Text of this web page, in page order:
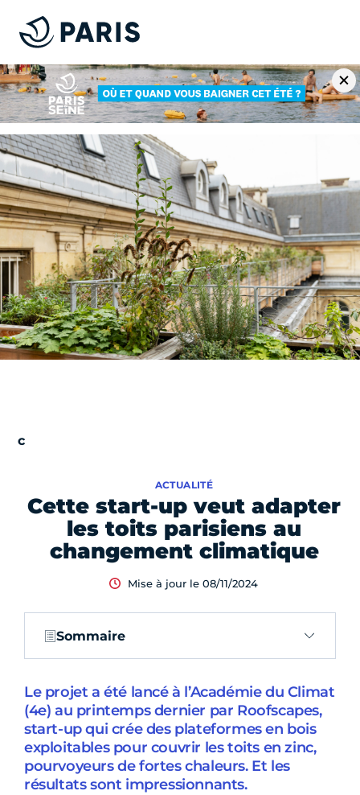
Cette start-up veut adapter
les toits parisiens au
changement climatique
ACTUALITÉ
Mise à jour le 08/11/2024
Sommaire
Le projet a été lancé à l’Académie du Climat
(4e) au printemps dernier par Roofscapes,
start-up qui crée des plateformes en bois
exploitables pour couvrir les toits en zinc,
pourvoyeurs de fortes chaleurs. Et les
résultats sont impressionnants.